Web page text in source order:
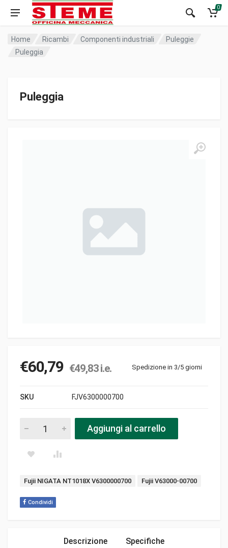
0
Home Ricambi Componenti industriali
Puleggie
Puleggia
Puleggia
€60,79 €49,83i.e. Spedizione in 3/5 giorni
SKU FJV6300000700
Aggiungi al carrello
Tags:
Fujii NIGATA NT1018X V6300000700 Fujii V63000-00700
Condividi
Descrizione Specifiche